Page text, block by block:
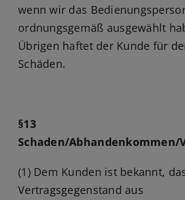
wenn wir das
ordnungsgemäß ausgewählt
Übrigen haftet der Kunde für
Schäden.
§13
Schaden/Abhandenkommen/
(1) Dem Kunden ist bekannt,
Vertragsgegenstand aus